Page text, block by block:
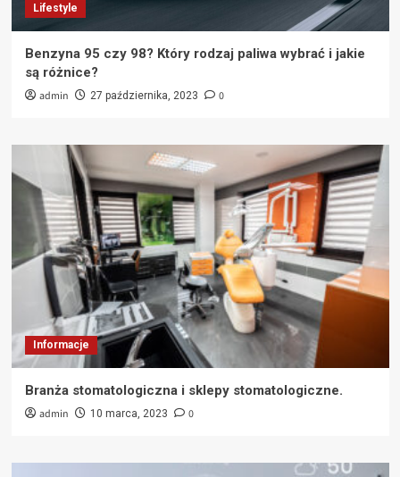
Lifestyle
Benzyna 95 czy 98? Który rodzaj paliwa wybrać i jakie
są różnice?
admin 27 października, 2023 0
Informacje
Branża stomatologiczna i sklepy stomatologiczne.
admin 10 marca, 2023 0